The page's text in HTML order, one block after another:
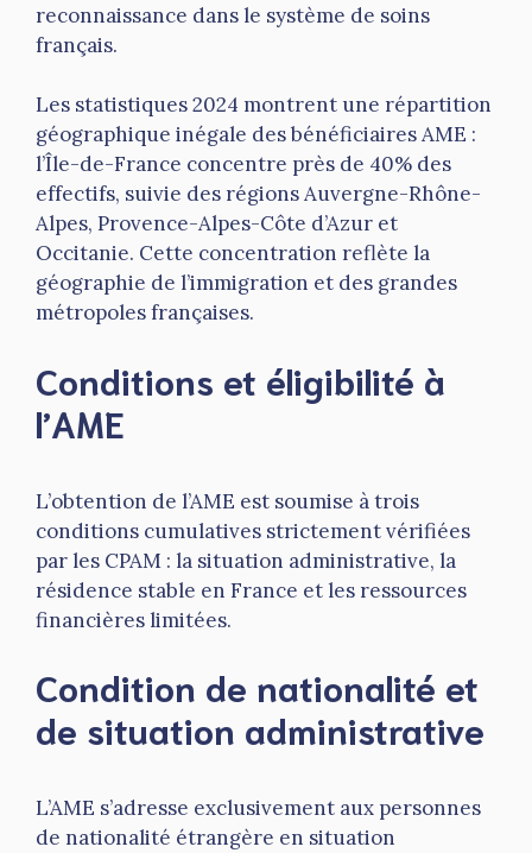
reconnaissance dans le système de soins
français.
Les statistiques 2024 montrent une répartition
géographique inégale des bénéficiaires AME :
l’Île-de-France concentre près de 40% des
effectifs, suivie des régions Auvergne-Rhône-
Alpes, Provence-Alpes-Côte d’Azur et
Occitanie. Cette concentration reflète la
géographie de l’immigration et des grandes
métropoles françaises.
Conditions et éligibilité à
l’AME
L’obtention de l’AME est soumise à trois
conditions cumulatives strictement vérifiées
par les CPAM : la situation administrative, la
résidence stable en France et les ressources
financières limitées.
Condition de nationalité et
de situation administrative
L’AME s’adresse exclusivement aux personnes
de nationalité étrangère en situation